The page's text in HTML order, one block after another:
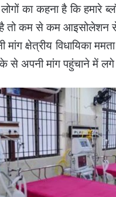
का कहना है कि हमारे
कम से कम आइसोलेशन
क्षेत्रीय विधायिका
से अपनी मांग पहुंचाने में लगे